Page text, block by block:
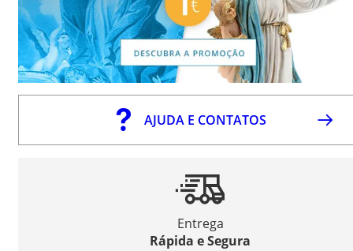
AJUDA E CONTATOS
Entrega
Rápida e Segura